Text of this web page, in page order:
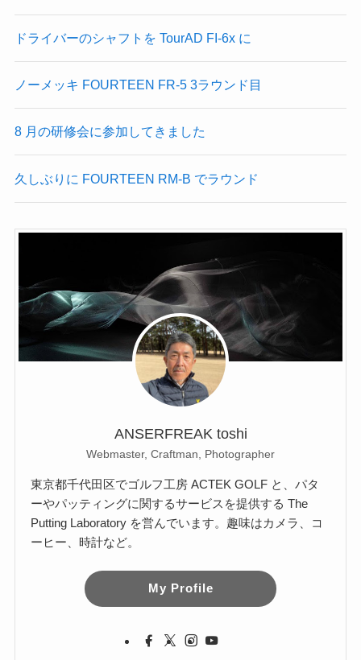
ドライバーのシャフトを TourAD FI-6x に
ノーメッキ FOURTEEN FR-5 3ラウンド目
8 月の研修会に参加してきました
久しぶりに FOURTEEN RM-B でラウンド
ANSERFREAK toshi
Webmaster, Craftman, Photographer
東京都千代田区でゴルフ工房 ACTEK GOLF と、パタ
ーやパッティングに関するサービスを提供する The
Putting Laboratory を営んでいます。趣味はカメラ、コ
ーヒー、時計など。
My Profile